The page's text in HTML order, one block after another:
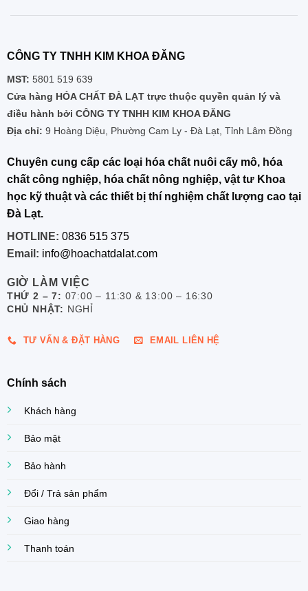
CÔNG TY TNHH KIM KHOA ĐĂNG
MST: 5801 519 639
Cửa hàng HÓA CHẤT ĐÀ LẠT trực thuộc quyền quản lý và
điều hành bởi CÔNG TY TNHH KIM KHOA ĐĂNG
Địa chỉ: 9 Hoàng Diệu, Phường Cam Ly - Đà Lạt, Tỉnh Lâm Đồng
Chuyên cung cấp các loại hóa chất nuôi cấy mô, hóa
chất công nghiệp, hóa chất nông nghiệp, vật tư Khoa
học kỹ thuật và các thiết bị thí nghiệm chất lượng cao tại
Đà Lạt.
HOTLINE: 0836 515 375
Email: info@hoachatdalat.com
GIỜ LÀM VIỆC
THỨ 2 – 7: 07:00 – 11:30 & 13:00 – 16:30
CHỦ NHẬT: NGHỈ
TƯ VẤN & ĐẶT HÀNG EMAIL LIÊN HỆ
Chính sách
Khách hàng
Bảo mật
Bảo hành
Đổi / Trả sản phẩm
Giao hàng
Thanh toán